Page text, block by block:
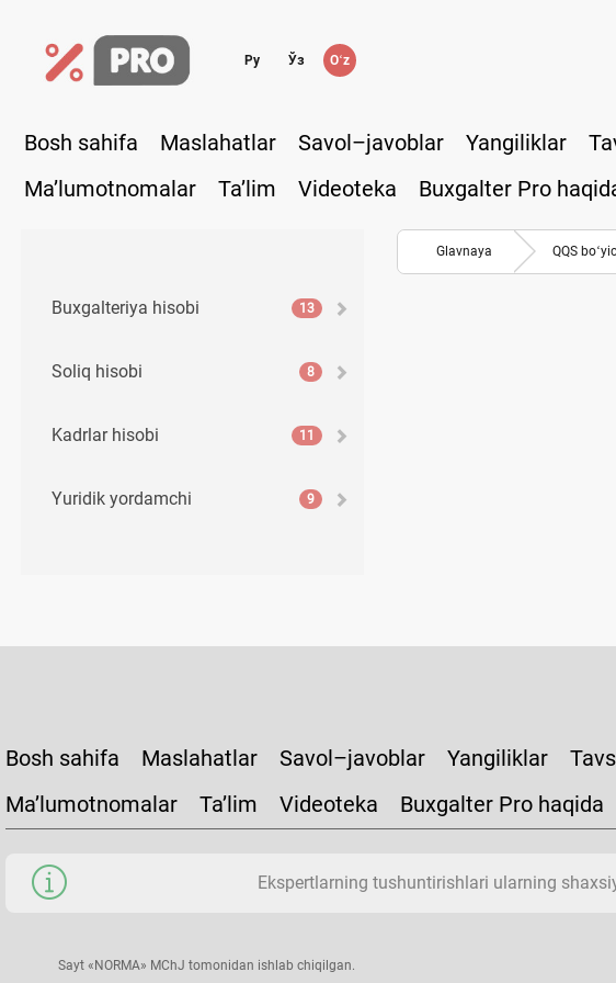
Ру Ўз Oʻz
Bosh sahifa Maslahatlar Savol–javoblar Yangiliklar
Ma’lumotnomalar
Ta’lim Videoteka Buxgalter Pro
Buхgalteriya hisobi 13
Soliq hisobi 8
Kadrlar hisobi 11
Yuridik yordamchi 9
Glavnaya QQS
Bosh sahifa Maslahatlar Savol–javoblar Yangiliklar
Ma’lumotnomalar
Ta’lim Videoteka Buxgalter Pro haqida
Ekspertlarning tushuntirishlari ularning
Sayt «NORMA» MChJ tomonidan ishlab chiqilgan.